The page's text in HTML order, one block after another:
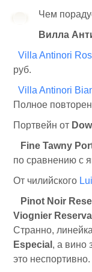
Чем
Вилла
Villa Antinori
руб.
Villa Antinori
Полное
Портвейн от
Fine Tawny
по сравнению с
От чилийского
Pinot Noir
Viognier
Странно,
Especial , а вино
это неспортивно.